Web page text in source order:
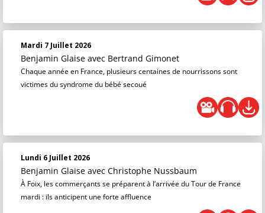
Mardi 7 Juillet 2026
Benjamin Glaise avec Bertrand Gimonet
Chaque année en France, plusieurs centaines de nourrissons sont
victimes du syndrome du bébé secoué
Lundi 6 Juillet 2026
Benjamin Glaise avec Christophe Nussbaum
À Foix, les commerçants se préparent à l’arrivée du Tour de France
mardi : ils anticipent une forte affluence